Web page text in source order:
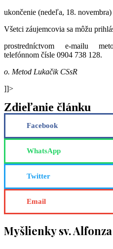
ukončenie (nedeľa, 18. novembra)
Všetci záujemcovia sa môžu
prostredníctvom e-mailu
telefónnom čísle 0904 738 128.
o. Metod Lukačik CSsR
]]>
Zdieľanie článku
Facebook
WhatsApp
Twitter
Email
Myšlienky sv. Alfonza